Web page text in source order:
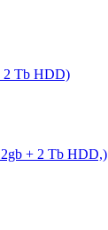
2 Tb HDD)
+ 2 Tb HDD,)